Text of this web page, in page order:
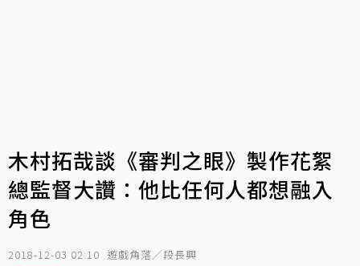
木村拓哉談《審判之眼》製作花絮
總監督大讚：他比任何人都想融入
角色
2018-12-03 02:10 遊戲角落／段長興